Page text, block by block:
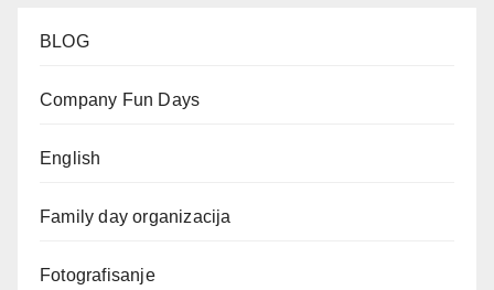
BLOG
Company Fun Days
English
Family day organizacija
Fotografisanje